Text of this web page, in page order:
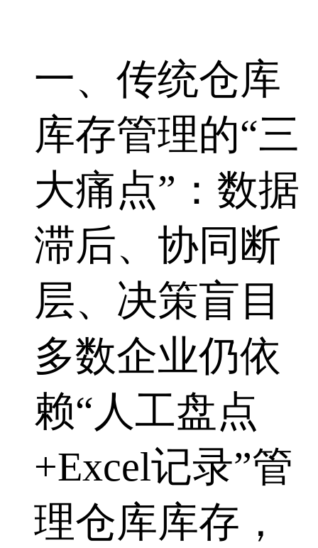
一、传统仓库
库存管理的“三
大痛点”：数据
滞后、协同断
层、决策盲目
多数企业仍依
赖“人工盘点
+Excel记录”管
理仓库库存，